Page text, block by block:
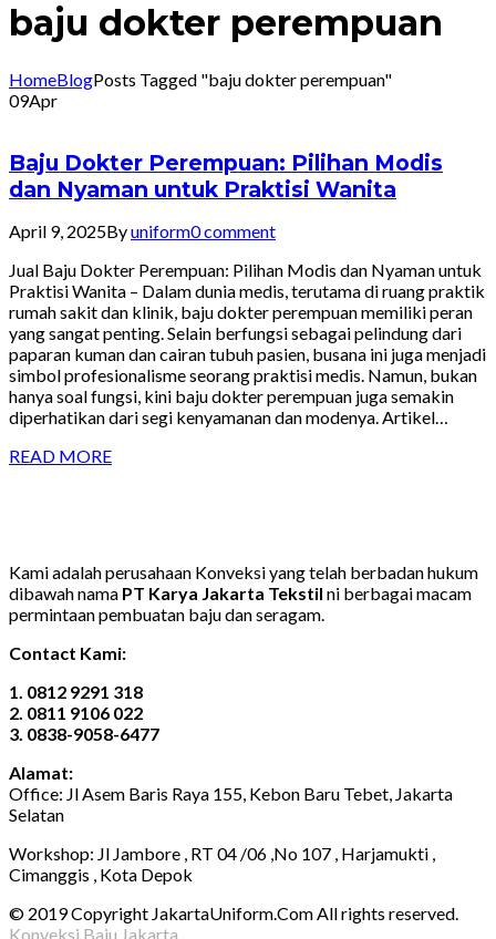
baju dokter perempuan
HomeBlogPosts Tagged "baju dokter perempuan"
09Apr
Baju Dokter Perempuan: Pilihan Modis
dan Nyaman untuk Praktisi Wanita
April 9, 2025Byuniform0 comment
Jual Baju Dokter Perempuan: Pilihan Modis dan Nyaman untuk
Praktisi Wanita – Dalam dunia medis, terutama di ruang praktik
rumah sakit dan klinik, baju dokter perempuan memiliki peran
yang sangat penting. Selain berfungsi sebagai pelindung dari
paparan kuman dan cairan tubuh pasien, busana ini juga menjadi
simbol profesionalisme seorang praktisi medis. Namun, bukan
hanya soal fungsi, kini baju dokter perempuan juga semakin
diperhatikan dari segi kenyamanan dan modenya. Artikel…
READ MORE
Kami adalah perusahaan Konveksi yang telah berbadan hukum
dibawah nama PT Karya Jakarta Tekstil ni berbagai macam
permintaan pembuatan baju dan seragam.
Contact Kami:
1. 0812 9291 318
2. 0811 9106 022
3. 0838-9058-6477
Alamat:
Office: Jl Asem Baris Raya 155, Kebon Baru Tebet, Jakarta
Selatan
Workshop: Jl Jambore , RT 04 /06 ,No 107 , Harjamukti ,
Cimanggis , Kota Depok
© 2019 Copyright JakartaUniform.Com All rights reserved.
Konveksi Baju Jakarta